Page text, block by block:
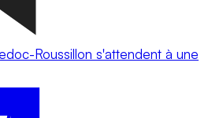
Roussillon s'attendent à une